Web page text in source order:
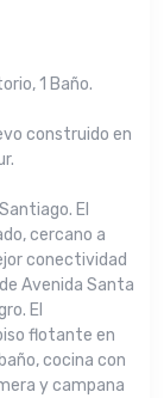
1 Baño.
construido en
El
cercano a
conectividad
Avenida Santa
El
flotante en
cocina con
y campana